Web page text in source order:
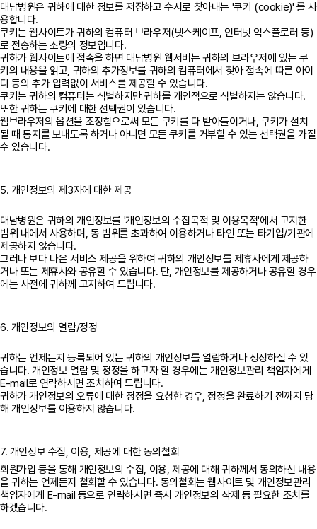
대남병원은 귀하에 대한 정보를 저장하고 수시로 찾아내는 '쿠키 (cookie)' 를 사
용합니다.
쿠키는 웹사이트가 귀하의 컴퓨터 브라우저(넷스케이프, 인터넷 익스플로러 등)
로 전송하는 소량의 정보입니다.
귀하가 웹사이트에 접속을 하면 대남병원 웹서버는 귀하의 브라우저에 있는 쿠
키의 내용을 읽고, 귀하의 추가정보를 귀하의 컴퓨터에서 찾아 접속에 따른 아이
디 등의 추가 입력없이 서비스를 제공할 수 있습니다.
쿠키는 귀하의 컴퓨터는 식별하지만 귀하를 개인적으로 식별하지는 않습니다.
또한 귀하는 쿠키에 대한 선택권이 있습니다.
웹브라우저의 옵션을 조정함으로써 모든 쿠키를 다 받아들이거나, 쿠키가 설치
될 때 통지를 보내도록 하거나 아니면 모든 쿠키를 거부할 수 있는 선택권을 가질
수 있습니다.
5. 개인정보의 제3자에 대한 제공
대남병원은 귀하의 개인정보를 '개인정보의 수집목적 및 이용목적'에서 고지한
범위 내에서 사용하며, 동 범위를 초과하여 이용하거나 타인 또는 타기업/기관에
제공하지 않습니다.
그러나 보다 나은 서비스 제공을 위하여 귀하의 개인정보를 제휴사에게 제공하
거나 또는 제휴사와 공유할 수 있습니다. 단, 개인정보를 제공하거나 공유할 경우
에는 사전에 귀하께 고지하여 드립니다.
6. 개인정보의 열람/정정
귀하는 언제든지 등록되어 있는 귀하의 개인정보를 열람하거나 정정하실 수 있
습니다. 개인정보 열람 및 정정을 하고자 할 경우에는 개인정보관리 책임자에게
E-mail로 연락하시면 조치하여 드립니다.
귀하가 개인정보의 오류에 대한 정정을 요청한 경우, 정정을 완료하기 전까지 당
해 개인정보를 이용하지 않습니다.
7. 개인정보 수집, 이용, 제공에 대한 동의철회
회원가입 등을 통해 개인정보의 수집, 이용, 제공에 대해 귀하께서 동의하신 내용
을 귀하는 언제든지 철회할 수 있습니다. 동의철회는 웹사이트 및 개인정보관리
책임자에게 E-mail 등으로 연락하시면 즉시 개인정보의 삭제 등 필요한 조치를